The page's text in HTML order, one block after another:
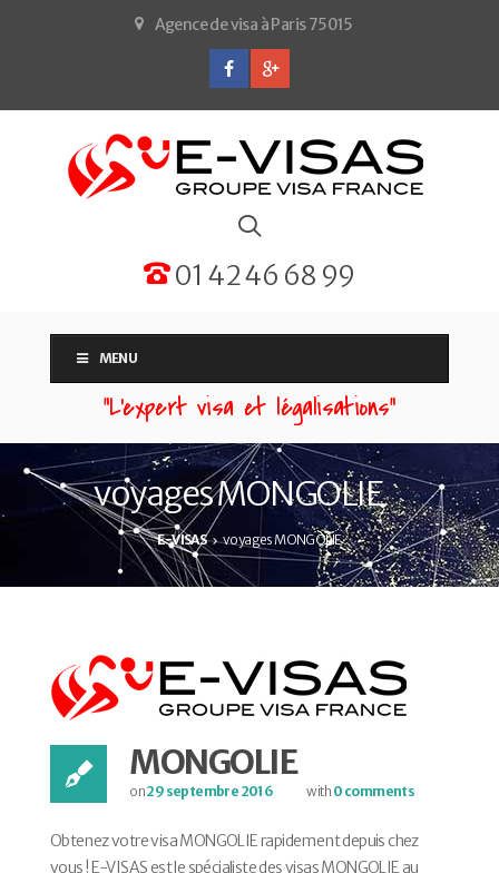
Agence de visa à Paris 75015
01 42 46 68 99
MENU
“L'expert visa et légalisations”
voyages MONGOLIE
E-VISAS voyages MONGOLIE
MONGOLIE
on29 septembre 2016 with 0 comments
Obtenez votre visa MONGOLIE rapidement depuis chez
vous ! E-VISAS est le spécialiste des visas MONGOLIE au